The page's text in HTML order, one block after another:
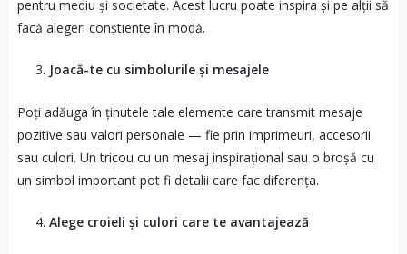
pentru mediu și societate. Acest lucru poate inspira și pe alții să
facă alegeri conștiente în modă.
Joacă-te cu simbolurile și mesajele
Poți adăuga în ținutele tale elemente care transmit mesaje
pozitive sau valori personale — fie prin imprimeuri, accesorii
sau culori. Un tricou cu un mesaj inspirațional sau o broșă cu
un simbol important pot fi detalii care fac diferența.
Alege croieli și culori care te avantajează